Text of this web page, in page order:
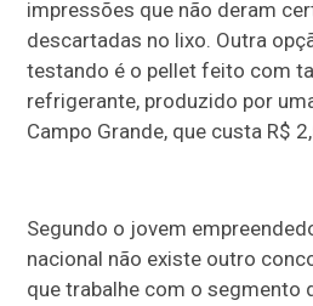
impressões que não deram
descartadas no lixo. Outra
testando é o pellet feito com
refrigerante, produzido por
Campo Grande, que custa R$
Segundo o jovem
nacional não existe outro
que trabalhe com o segmento